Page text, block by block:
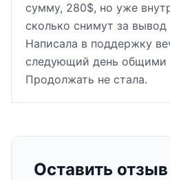
сумму, 280$, но уже
сколько снимут за
Написала в поддержку
следующий день общими
Продолжать не стала.
Оставить отзыв